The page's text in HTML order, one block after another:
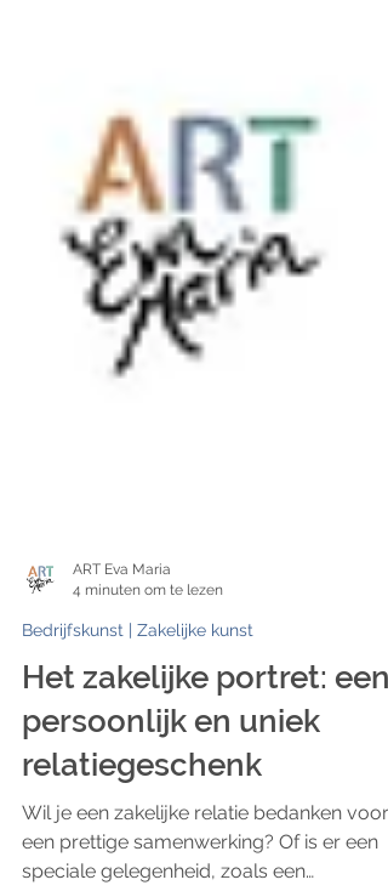
ART Eva Maria
4 minuten om te lezen
Bedrijfskunst | Zakelijke kunst
Het zakelijke portret: een
persoonlijk en uniek
relatiegeschenk